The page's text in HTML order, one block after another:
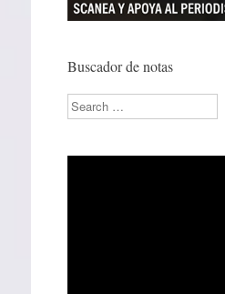
Buscador de notas
Search